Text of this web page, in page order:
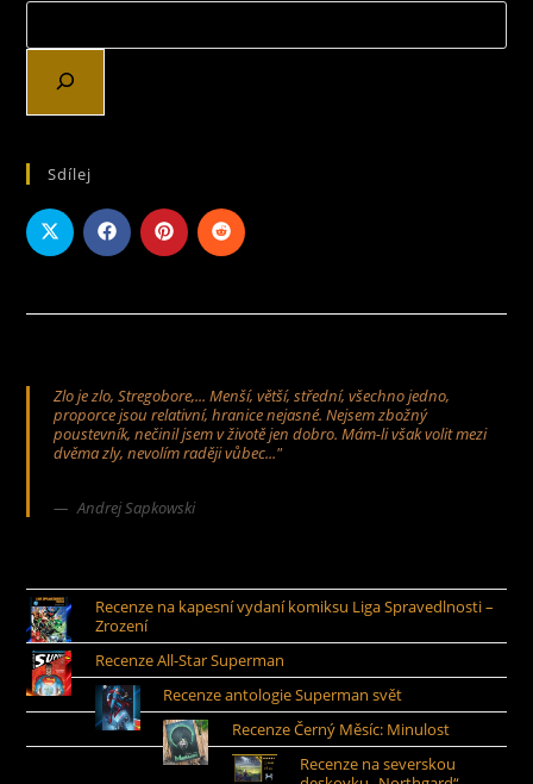
Sdílej
Zlo je zlo, Stregobore,... Menší, větší, střední, všechno jedno,
proporce jsou relativní, hranice nejasné. Nejsem zbožný
poustevník, nečinil jsem v životě jen dobro. Mám-li však volit mezi
dvěma zly, nevolím raději vůbec..."
Andrej Sapkowski
Recenze na kapesní vydaní komiksu Liga Spravedlnosti –
Zrození
Recenze All-Star Superman
Recenze antologie Superman svět
Recenze Černý Měsíc: Minulost
Recenze na severskou